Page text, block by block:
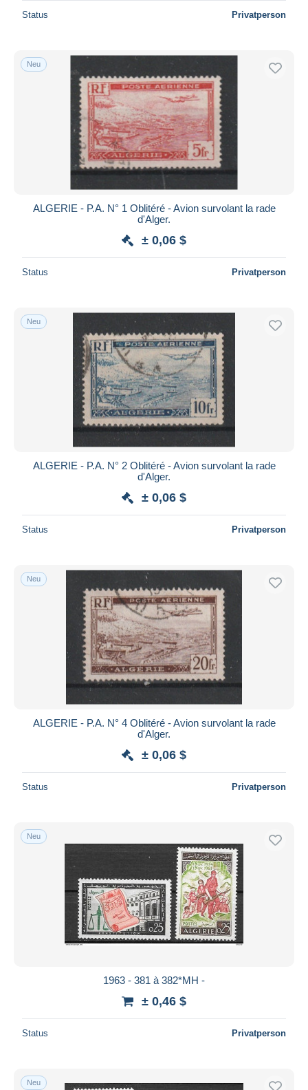
Status Privatperson
Neu
ALGERIE - P.A. N° 1 Oblitéré - Avion survolant la rade
d'Alger.
± 0,06 $
Status Privatperson
Neu
ALGERIE - P.A. N° 2 Oblitéré - Avion survolant la rade
d'Alger.
± 0,06 $
Status Privatperson
Neu
ALGERIE - P.A. N° 4 Oblitéré - Avion survolant la rade
d'Alger.
± 0,06 $
Status Privatperson
Neu
1963 - 381 à 382*MH -
± 0,46 $
Status Privatperson
Neu